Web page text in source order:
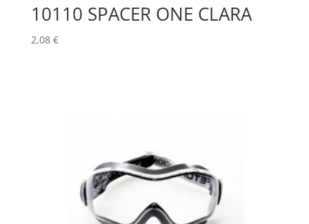
10110 SPACER ONE CLARA
2,08 €